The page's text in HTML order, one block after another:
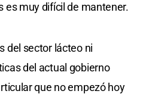
es muy difícil de mantener.
del sector lácteo ni
del actual gobierno
que no empezó hoy